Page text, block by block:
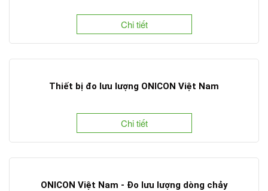
Chi tiết
Thiết bị đo lưu lượng ONICON Việt Nam
Chi tiết
ONICON Việt Nam - Đo lưu lượng dòng chảy